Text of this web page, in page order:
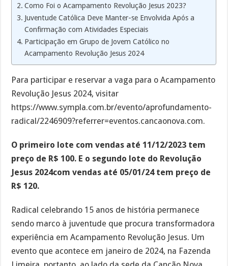
Como Foi o Acampamento Revolução Jesus 2023?
Juventude Católica Deve Manter-se Envolvida Após a
Confirmação com Atividades Especiais
Participação em Grupo de Jovem Católico no
Acampamento Revolução Jesus 2024
Para participar e reservar a vaga para o Acampamento
Revolução Jesus 2024, visitar
https://www.sympla.com.br/evento/aprofundamento-
radical/2246909?referrer=eventos.cancaonova.com.
O primeiro lote com vendas até 11/12/2023 tem
preço de R$ 100. E o segundo lote do Revolução
Jesus 2024com vendas até 05/01/24 tem preço de
R$ 120.
Radical celebrando 15 anos de história permanece
sendo marco à juventude que procura transformadora
experiência em Acampamento Revolução Jesus. Um
evento que acontece em janeiro de 2024, na Fazenda